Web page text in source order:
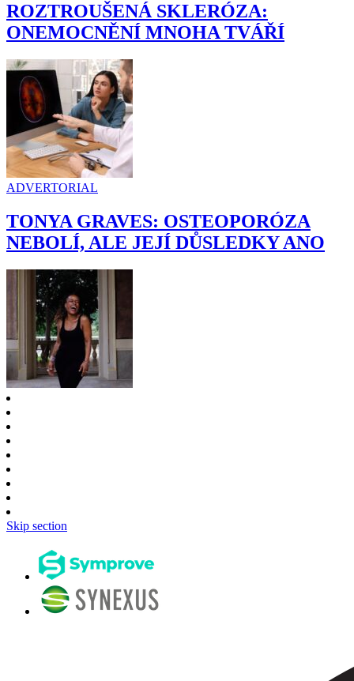
ROZTROUŠENÁ SKLERÓZA:
ONEMOCNĚNÍ MNOHA TVÁŘÍ
ADVERTORIAL
TONYA GRAVES: OSTEOPORÓZA
NEBOLÍ, ALE JEJÍ DŮSLEDKY ANO
Skip section